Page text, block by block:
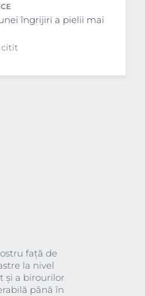
îngrijiri a pielii mai
citit
față de
la nivel
și a birourilor
până în